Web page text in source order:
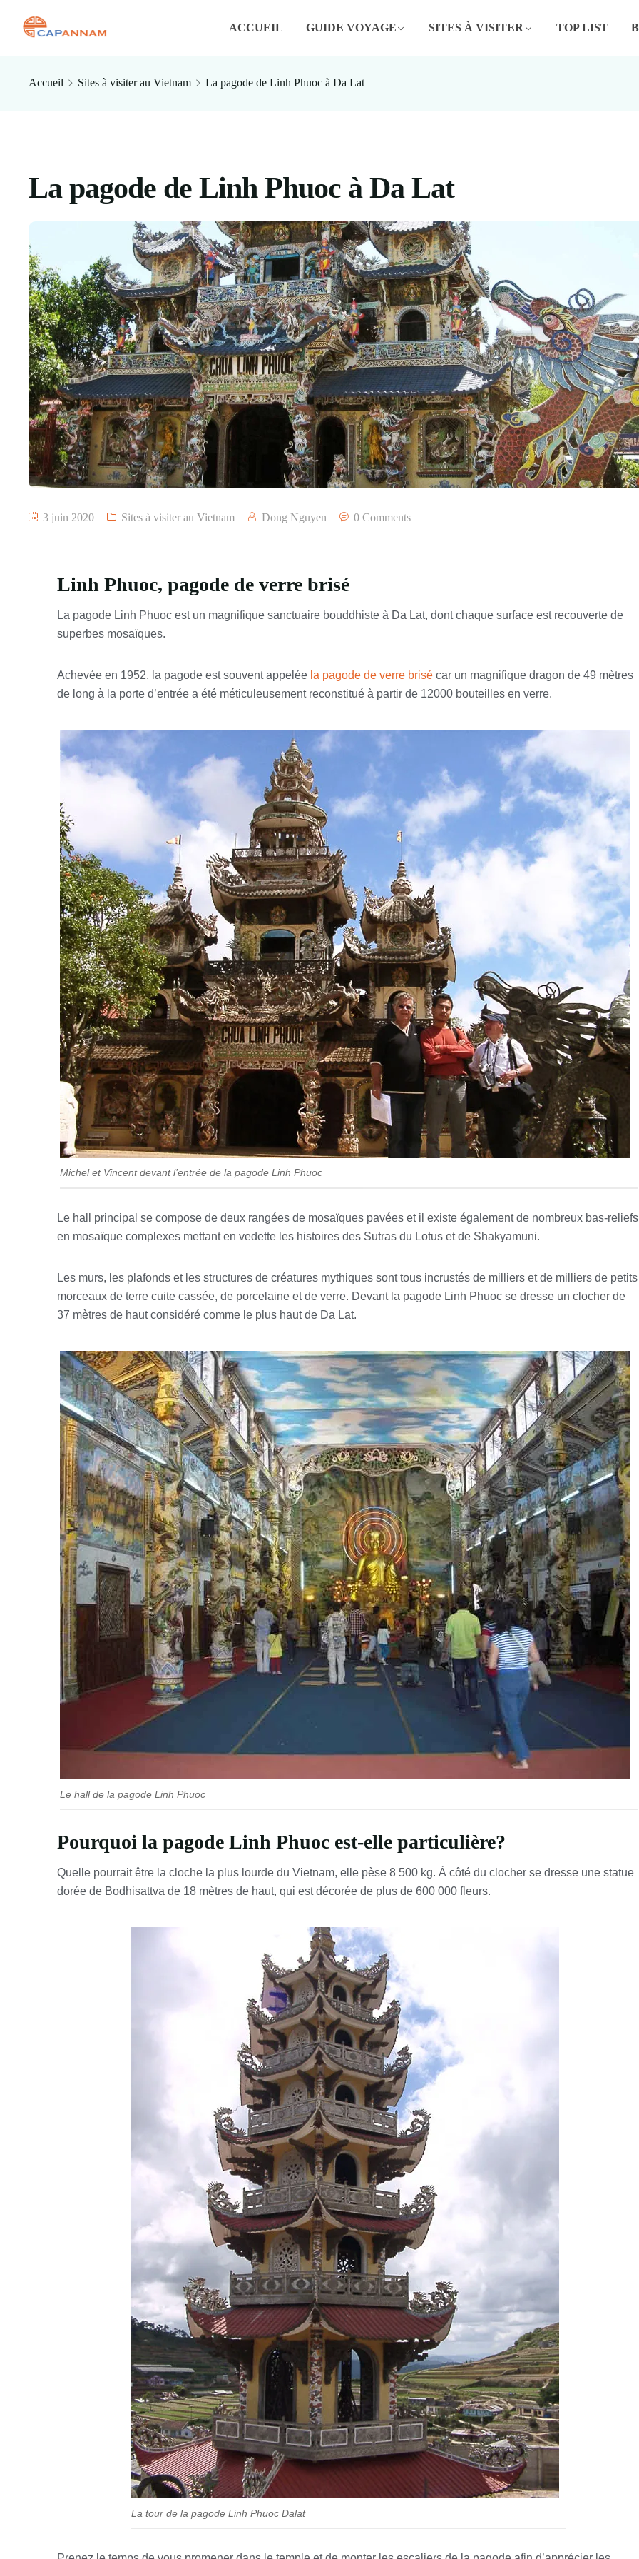
ACCUEIL GUIDE VOYAGE SITES À VISITER TOP LIST
Accueil Sites à visiter au Vietnam La pagode de Linh Phuoc à Da Lat
La pagode de Linh Phuoc à Da Lat
3 juin 2020 Sites à visiter au Vietnam Dong Nguyen 0 Comments
Linh Phuoc, pagode de verre brisé
La pagode Linh Phuoc est un magnifique sanctuaire bouddhiste à Da Lat, dont chaque surface est recouverte de
superbes mosaïques.
Achevée en 1952, la pagode est souvent appelée la pagode de verre brisé car un magnifique dragon de 49 mètres
de long à la porte d’entrée a été méticuleusement reconstitué à partir de 12000 bouteilles en verre.
Michel et Vincent devant l’entrée de la pagode Linh Phuoc
Le hall principal se compose de deux rangées de mosaïques pavées et il existe également de nombreux bas-reliefs
en mosaïque complexes mettant en vedette les histoires des Sutras du Lotus et de Shakyamuni.
Les murs, les plafonds et les structures de créatures mythiques sont tous incrustés de milliers et de milliers de petits
morceaux de terre cuite cassée, de porcelaine et de verre. Devant la pagode Linh Phuoc se dresse un clocher de
37 mètres de haut considéré comme le plus haut de Da Lat.
Le hall de la pagode Linh Phuoc
Pourquoi la pagode Linh Phuoc est-elle particulière?
Quelle pourrait être la cloche la plus lourde du Vietnam, elle pèse 8 500 kg. À côté du clocher se dresse une statue
dorée de Bodhisattva de 18 mètres de haut, qui est décorée de plus de 600 000 fleurs.
La tour de la pagode Linh Phuoc Dalat